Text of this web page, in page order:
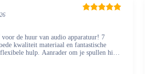
de huur van audio apparatuur! 7
kwaliteit materiaal en fantastische
hulp. Aanrader om je spullen hier